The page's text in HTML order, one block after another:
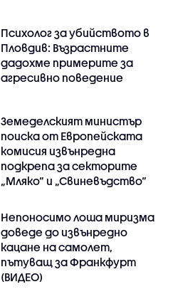
Психолог за убийството в
Пловдив: Възрастните
дадохме примерите за
агресивно поведение
Земеделският министър
поиска от Европейската
комисия извънредна
подкрепа за секторите
„Мляко“ и „Свиневъдство“
Непоносимо лоша миризма
доведе до извънредно
кацане на самолет,
пътуващ за Франкфурт
(ВИДЕО)